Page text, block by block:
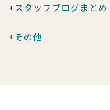
スタッフブログまとめ
その他